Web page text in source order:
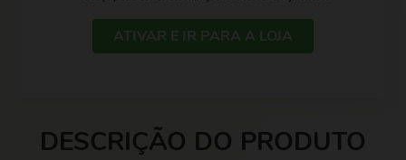
ATIVAR E IR PARA A LOJA
DESCRIÇÃO DO PRODUTO